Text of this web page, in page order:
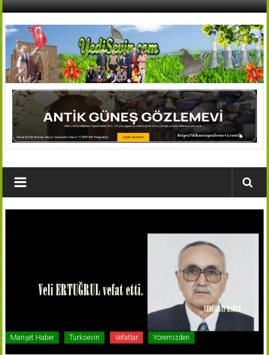
İçeriğe
AFŞİN
YEDİSEVİN
HABER
Köyleri
Manşet Haber Türksevin Vefatlar Yöremizden